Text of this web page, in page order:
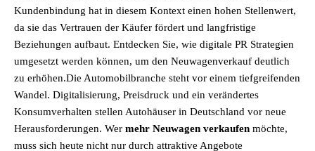
Kundenbindung hat in diesem Kontext einen hohen Stellenwert,
da sie das Vertrauen der Käufer fördert und langfristige
Beziehungen aufbaut. Entdecken Sie, wie digitale PR Strategien
umgesetzt werden können, um den Neuwagenverkauf deutlich
zu erhöhen.Die Automobilbranche steht vor einem tiefgreifenden
Wandel. Digitalisierung, Preisdruck und ein verändertes
Konsumverhalten stellen Autohäuser in Deutschland vor neue
Herausforderungen. Wer mehr Neuwagen verkaufen möchte,
muss sich heute nicht nur durch attraktive Angebote